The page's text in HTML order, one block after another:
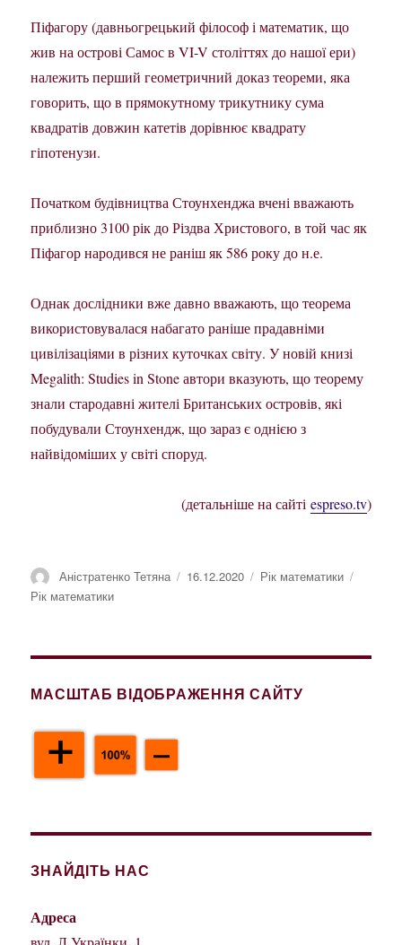
Піфагору (давньогрецький філософ і математик, що
жив на острові Самос в VI-V століттях до нашої ери)
належить перший геометричний доказ теореми, яка
говорить, що в прямокутному трикутнику сума
квадратів довжин катетів дорівнює квадрату
гіпотенузи.
Початком будівництва Стоунхенджа вчені вважають
приблизно 3100 рік до Різдва Христового, в той час як
Піфагор народився не раніш як 586 року до н.е.
Однак дослідники вже давно вважають, що теорема
використовувалася набагато раніше прадавніми
цивілізаціями в різних куточках світу. У новій книзі
Megalith: Studies in Stone автори вказують, що теорему
знали стародавні жителі Британських островів, які
побудували Стоунхендж, що зараз є однією з
найвідоміших у світі споруд.
(детальніше на сайті espreso.tv)
Автор
Аністратенко Тетяна Оприлюднено
16.12.2020 Категорії
Рік математики
Рік математики
МАСШТАБ ВІДОБРАЖЕННЯ САЙТУ
ЗНАЙДІТЬ НАС
Адреса